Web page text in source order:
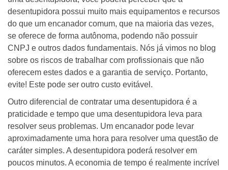
desentupidora possui muito mais equipamentos e recursos
do que um encanador comum, que na maioria das vezes,
se oferece de forma autônoma, podendo não possuir
CNPJ e outros dados fundamentais. Nós já vimos no blog
sobre os riscos de trabalhar com profissionais que não
oferecem estes dados e a garantia de serviço. Portanto,
evite! Este pode ser outro custo evitável.
Outro diferencial de contratar uma desentupidora é a
praticidade e tempo que uma desentupidora leva para
resolver seus problemas. Um encanador pode levar
aproximadamente uma hora para resolver uma questão de
caráter simples. A desentupidora poderá resolver em
poucos minutos. A economia de tempo é realmente incrível